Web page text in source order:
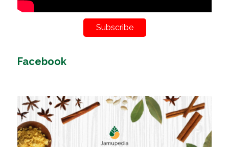
Subscribe
Facebook